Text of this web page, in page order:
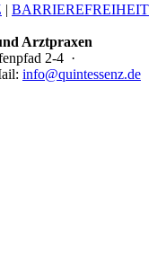
| BARRIEREFREIHEIT
Arztpraxen
2-4 ·
info@quintessenz.de